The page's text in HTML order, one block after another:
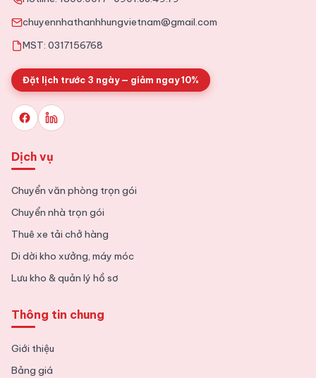
chuyennhathanhhungvietnam@gmail.com
MST: 0317156768
Đặt lịch trước 3 ngày — giảm ngay 10%
Dịch vụ
Chuyển văn phòng trọn gói
Chuyển nhà trọn gói
Thuê xe tải chở hàng
Di dời kho xưởng, máy móc
Lưu kho & quản lý hồ sơ
Thông tin chung
Giới thiệu
Bảng giá